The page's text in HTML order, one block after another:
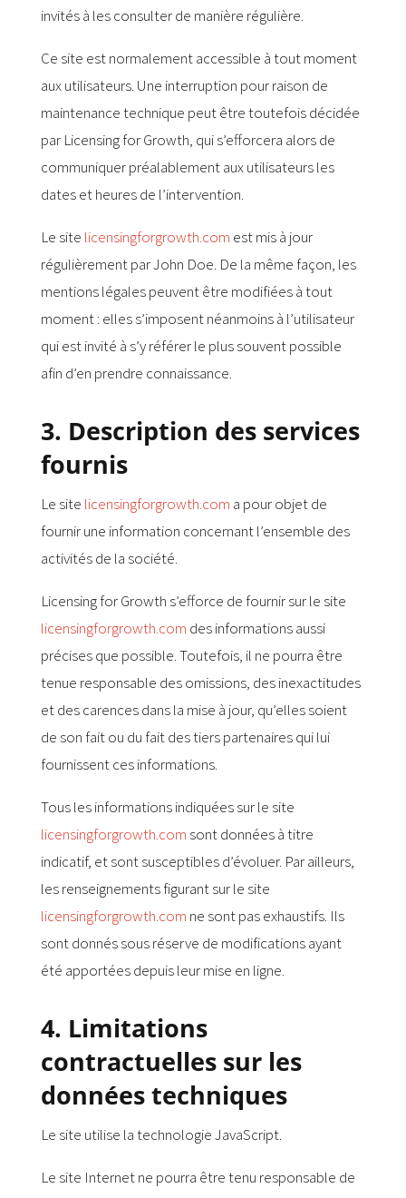
invités à les consulter de manière régulière.
Ce site est normalement accessible à tout moment
aux utilisateurs. Une interruption pour raison de
maintenance technique peut être toutefois décidée
par Licensing for Growth, qui s’efforcera alors de
communiquer préalablement aux utilisateurs les
dates et heures de l’intervention.
Le site licensingforgrowth.com est mis à jour
régulièrement par John Doe. De la même façon, les
mentions légales peuvent être modifiées à tout
moment : elles s’imposent néanmoins à l’utilisateur
qui est invité à s’y référer le plus souvent possible
afin d’en prendre connaissance.
3. Description des services
fournis
Le site licensingforgrowth.com a pour objet de
fournir une information concernant l’ensemble des
activités de la société.
Licensing for Growth s’efforce de fournir sur le site
licensingforgrowth.com des informations aussi
précises que possible. Toutefois, il ne pourra être
tenue responsable des omissions, des inexactitudes
et des carences dans la mise à jour, qu’elles soient
de son fait ou du fait des tiers partenaires qui lui
fournissent ces informations.
Tous les informations indiquées sur le site
licensingforgrowth.com sont données à titre
indicatif, et sont susceptibles d’évoluer. Par ailleurs,
les renseignements figurant sur le site
licensingforgrowth.com ne sont pas exhaustifs. Ils
sont donnés sous réserve de modifications ayant
été apportées depuis leur mise en ligne.
4. Limitations
contractuelles sur les
données techniques
Le site utilise la technologie JavaScript.
Le site Internet ne pourra être tenu responsable de